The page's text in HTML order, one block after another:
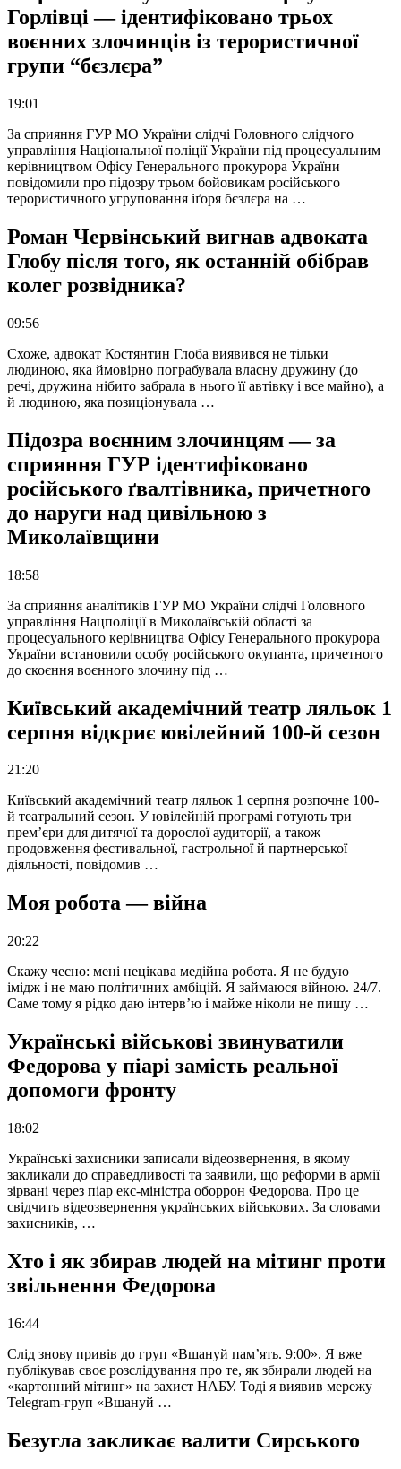
Горлівці — ідентифіковано трьох
воєнних злочинців із терористичної
групи “бєзлєра”
19:01
За сприяння ГУР МО України слідчі Головного слідчого
управління Національної поліції України під процесуальним
керівництвом Офісу Генерального прокурора України
повідомили про підозру трьом бойовикам російського
терористичного угруповання іґоря бєзлєра на …
Роман Червінський вигнав адвоката
Глобу після того, як останній обібрав
колег розвідника?
09:56
Схоже, адвокат Костянтин Глоба виявився не тільки
людиною, яка ймовірно пограбувала власну дружину (до
речі, дружина нібито забрала в нього її автівку і все майно), а
й людиною, яка позиціонувала …
Підозра воєнним злочинцям — за
сприяння ГУР ідентифіковано
російського ґвалтівника, причетного
до наруги над цивільною з
Миколаївщини
18:58
За сприяння аналітиків ГУР МО України слідчі Головного
управління Нацполіції в Миколаївській області за
процесуального керівництва Офісу Генерального прокурора
України встановили особу російського окупанта, причетного
до скоєння воєнного злочину під …
Київський академічний театр ляльок 1
серпня відкриє ювілейний 100-й сезон
21:20
Київський академічний театр ляльок 1 серпня розпочне 100-
й театральний сезон. У ювілейній програмі готують три
прем’єри для дитячої та дорослої аудиторії, а також
продовження фестивальної, гастрольної й партнерської
діяльності, повідомив …
Моя робота — війна
20:22
Скажу чесно: мені нецікава медійна робота. Я не будую
імідж і не маю політичних амбіцій. Я займаюся війною. 24/7.
Саме тому я рідко даю інтерв’ю і майже ніколи не пишу …
Українські військові звинуватили
Федорова у піарі замість реальної
допомоги фронту
18:02
Українські захисники записали відеозвернення, в якому
закликали до справедливості та заявили, що реформи в армії
зірвані через піар екс-міністра оборрон Федорова. Про це
свідчить відеозвернення українських військових. За словами
захисників, …
Хто і як збирав людей на мітинг проти
звільнення Федорова
16:44
Слід знову привів до груп «Вшануй пам’ять. 9:00». Я вже
публікував своє розслідування про те, як збирали людей на
«картонний мітинг» на захист НАБУ. Тоді я виявив мережу
Telegram-груп «Вшануй …
Безугла закликає валити Сирського